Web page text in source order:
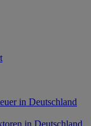
in Deutschland
in Deutschland